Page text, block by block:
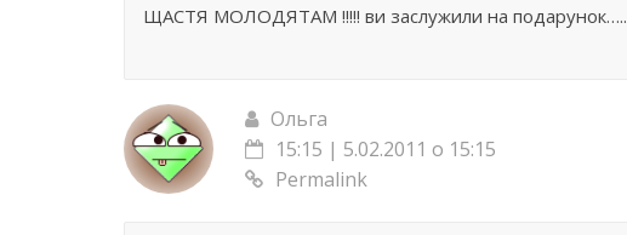
ЩАСТЯ МОЛОДЯТАМ !!!!! ви заслужили на подарунок…..
Ольга
15:15 | 5.02.2011 о 15:15
Permalink